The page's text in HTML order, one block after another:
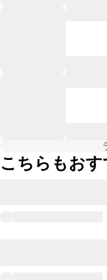
こちらもおす